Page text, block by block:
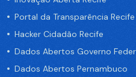
Portal da Transparência Recife
Hacker Cidadão Recife
Dados Abertos Governo
Dados Abertos Pernambuco